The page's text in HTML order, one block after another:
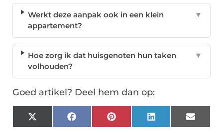
Werkt deze aanpak ook in een klein
appartement?
▼
Hoe zorg ik dat huisgenoten hun taken
volhouden?
▼
Goed artikel? Deel hem dan op:
X
(Twitter)
FacebookPinterest LinkedIn Email